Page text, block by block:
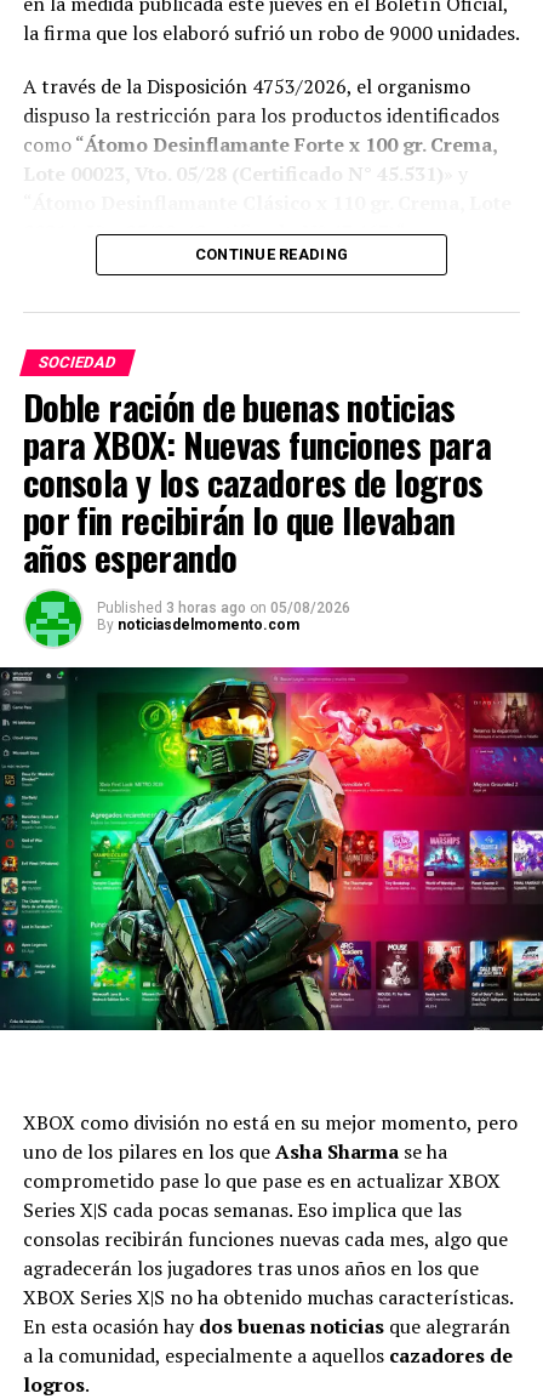
la firma que los elaboró sufrió un robo de 9000 unidades.
A través de la Disposición 4753/2026, el organismo
dispuso la restricción para los productos identificados
como “Átomo Desinflamante Forte x 100 gr. Crema,
Lote 00023, Vto. 05/28 (Certificado N° 45.531) » y
00214, Vto 05/28, (Certificado N° 47.463)“.
ADVERTISEMENT
En la medida, la Anmat explicó que la firmaGramon
Millet
, que fabrica los productos de Átomo
Desinflamante, informó sobre un robo en las
instalaciones deDalban Pharma, en la planta de Haedo.
marca antiinflamatoria.
Además, la firma destacó que los lotes afectados son
5740 unidades de Átomo Desinflamante Forte y3360
de Átomo Desinflamante Clásico.
ADVERTISEMENT
CONTINUE READING
SOCIEDAD
Doble ración de buenas noticias
para XBOX: Nuevas funciones para
consola y los cazadores de logros
por fin recibirán lo que llevaban
años esperando
Published 3 horas ago on 05/08/2026
By noticiasdelmomento.com
XBOX como división no está en su mejor momento, pero
uno de los pilares en los queAsha Sharmase ha
comprometido pase lo que pase es en actualizar XBOX
Series X|S cada pocas semanas. Eso implica que las
consolas recibirán funciones nuevas cada mes, algo que
agradecerán los jugadores tras unos años en los que
XBOX Series X|S no ha obtenido muchas características.
En esta ocasión haydos buenas noticiasque alegrarán
a la comunidad, especialmente a aquellos cazadores de
logros.